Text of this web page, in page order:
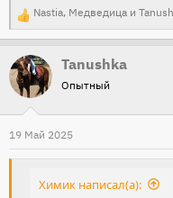
Р
е
а
к
и
и
Nastia, Медведица и
Tanushka
Опытный
19 Май 2025
Химик написал(а):